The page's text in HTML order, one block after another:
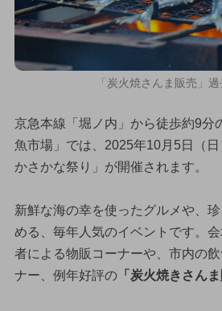
「炭火焼さんま販売」
京急本線「堀ノ内」から徒歩約9分
魚市場」では、2025年10月5日（
かさかな祭り」が開催されます。
新鮮な海の幸を使ったグルメや、
める、毎年人気のイベントです。
者による物販コーナーや、市内の
ナー、例年好評の「炭火焼きさんま